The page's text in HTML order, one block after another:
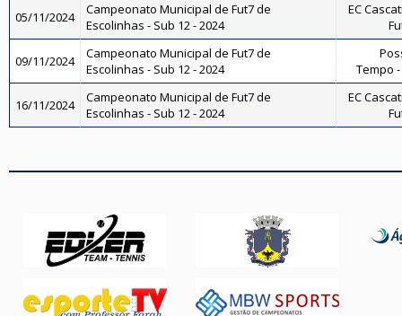
05/11/2024
Campeonato Municipal de Fut7 de
Escolinhas - Sub 12 - 2024
EC
09/11/2024
Campeonato Municipal de Fut7 de
Escolinhas - Sub 12 - 2024
Tempo
16/11/2024
Campeonato Municipal de Fut7 de
Escolinhas - Sub 12 - 2024
EC